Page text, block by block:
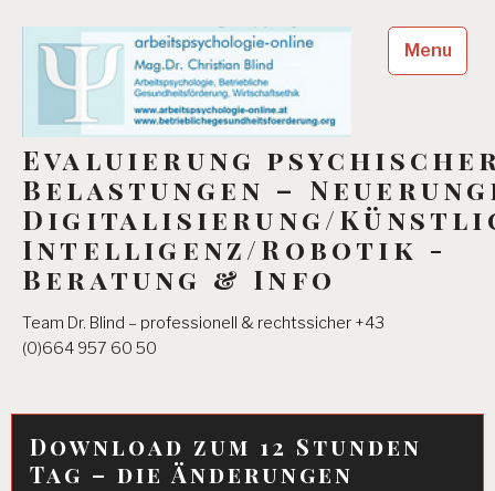
content
Evaluierung
Belastungen –
Digitalisierung/
Intelligenz/Robotik -
Beratung & Info
Team Dr. Blind – professionell & rechtssicher +43
(0)664 957 60 50
Menu
Download zum 12 Stunden
Tag – die Änderungen